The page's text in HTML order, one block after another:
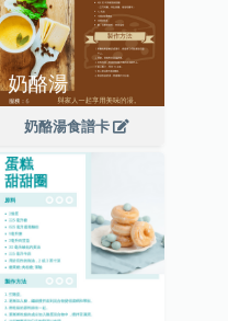
奶酪湯食譜卡